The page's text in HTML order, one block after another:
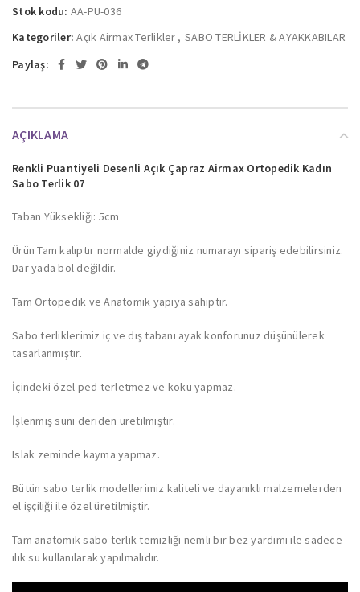
Stok kodu: AA-PU-036
Kategoriler: Açık Airmax Terlikler , SABO TERLİKLER & AYAKKABILAR
Paylaş:
AÇIKLAMA
Renkli Puantiyeli Desenli Açık Çapraz Airmax Ortopedik Kadın
Sabo Terlik 07
Taban Yüksekliği: 5cm
Ürün Tam kalıptır normalde giydiğiniz numarayı sipariş edebilirsiniz.
Dar yada bol değildir.
Tam Ortopedik ve Anatomik yapıya sahiptir.
Sabo terliklerimiz iç ve dış tabanı ayak konforunuz düşünülerek
tasarlanmıştır.
İçindeki özel ped terletmez ve koku yapmaz.
İşlenmiş suni deriden üretilmiştir.
Islak zeminde kayma yapmaz.
Bütün sabo terlik modellerimiz kaliteli ve dayanıklı malzemelerden
el işçiliği ile özel üretilmiştir.
Tam anatomik sabo terlik temizliği nemli bir bez yardımı ile sadece
ılık su kullanılarak yapılmalıdır.